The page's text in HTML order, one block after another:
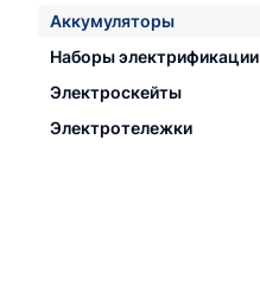
Аккумуляторы
Наборы электрификации
Электроскейты
Электротележки